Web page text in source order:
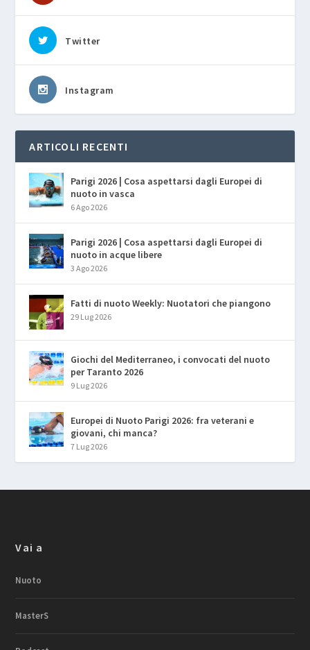
Twitter
Instagram
ARTICOLI RECENTI
Parigi 2026 | Cosa aspettarsi dagli Europei di
nuoto in vasca
6 Ago 2026
Parigi 2026 | Cosa aspettarsi dagli Europei di
nuoto in acque libere
3 Ago 2026
Fatti di nuoto Weekly: Nuotatori che piangono
29 Lug 2026
Giochi del Mediterraneo, i convocati del nuoto
per Taranto 2026
9 Lug 2026
Europei di Nuoto Parigi 2026: fra veterani e
giovani, chi manca?
7 Lug 2026
Vai a
Nuoto
MasterS